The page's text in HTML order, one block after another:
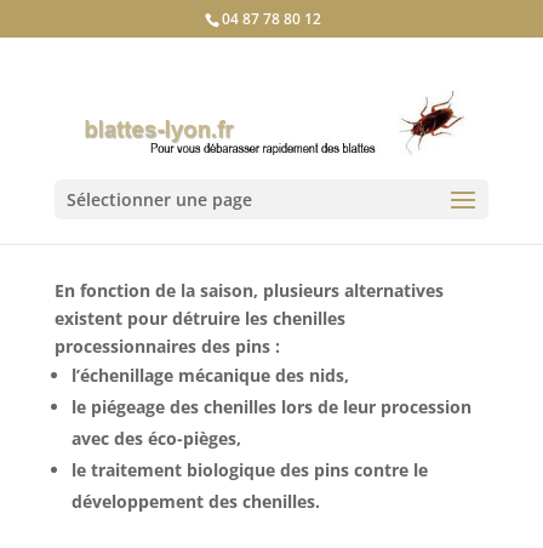
04 87 78 80 12
Sélectionner une page
En fonction de la saison, plusieurs alternatives
existent pour détruire les chenilles
processionnaires des pins :
l’échenillage mécanique des nids,
le piégeage des chenilles lors de leur procession
avec des éco-pièges,
le traitement biologique des pins contre le
développement des chenilles.